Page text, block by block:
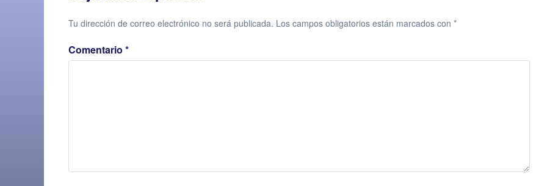
Tu dirección de correo electrónico no será publicada. Los campos obligatorios están marcados con *
Comentario *